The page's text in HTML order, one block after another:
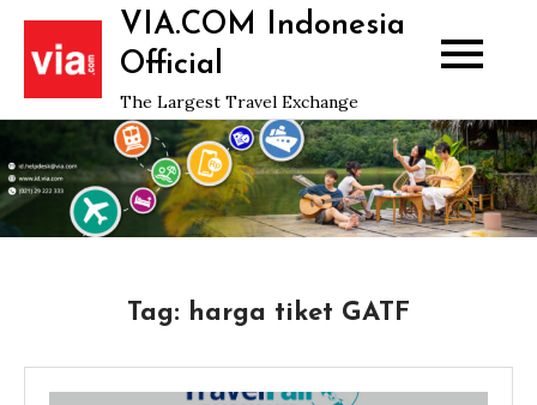
Skip
content
VIA.COM Indonesia
Official
The Largest Travel Exchange
Tag: harga tiket GATF